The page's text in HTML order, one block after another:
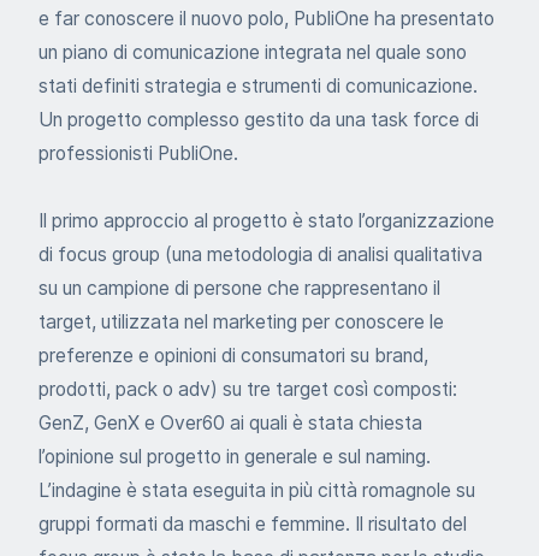
e far conoscere il nuovo polo, PubliOne ha presentato
un piano di comunicazione integrata nel quale sono
stati definiti strategia e strumenti di comunicazione.
Un progetto complesso gestito da una task force di
professionisti PubliOne.
Il primo approccio al progetto è stato l’organizzazione
di focus group (una metodologia di analisi qualitativa
su un campione di persone che rappresentano il
target, utilizzata nel marketing per conoscere le
preferenze e opinioni di consumatori su brand,
prodotti, pack o adv) su tre target così composti:
GenZ, GenX e Over60 ai quali è stata chiesta
l’opinione sul progetto in generale e sul naming.
L’indagine è stata eseguita in più città romagnole su
gruppi formati da maschi e femmine. Il risultato del